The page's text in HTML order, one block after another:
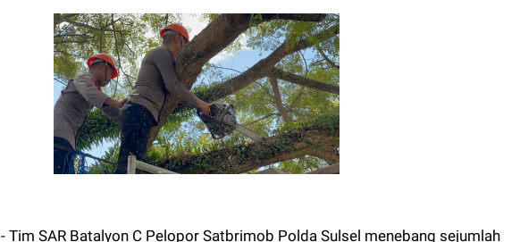
- Tim SAR Batalyon C Pelopor Satbrimob Polda Sulsel menebang sejumlah